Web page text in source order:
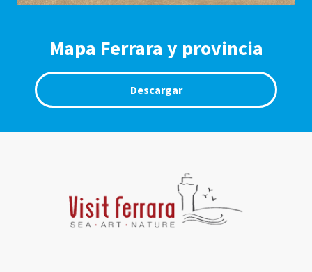
Mapa Ferrara y provincia
Descargar